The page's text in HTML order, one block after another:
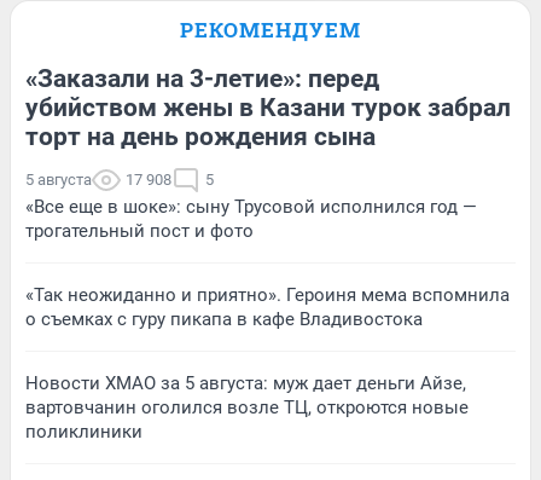
РЕКОМЕНДУЕМ
«Заказали на 3-летие»: перед
убийством жены в Казани турок забрал
торт на день рождения сына
5 августа 17 908 5
«Все еще в шоке»: сыну Трусовой исполнился год —
трогательный пост и фото
«Так неожиданно и приятно». Героиня мема вспомнила
о съемках с гуру пикапа в кафе Владивостока
Новости ХМАО за 5 августа: муж дает деньги Айзе,
вартовчанин оголился возле ТЦ, откроются новые
поликлиники